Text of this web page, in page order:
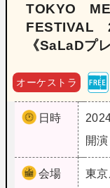
TOKYO
FESTIVAL
《SaLaDプ
オーケストラ
日時
開
会場 東京